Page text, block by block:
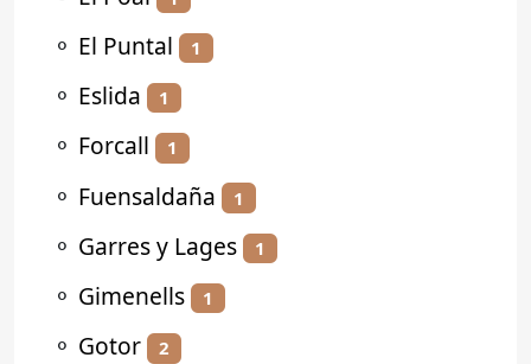
⚬ El Puntal 1
⚬ Eslida 1
⚬ Forcall 1
⚬ Fuensaldaña 1
⚬ Garres y Lages 1
⚬ Gimenells 1
⚬ Gotor 2